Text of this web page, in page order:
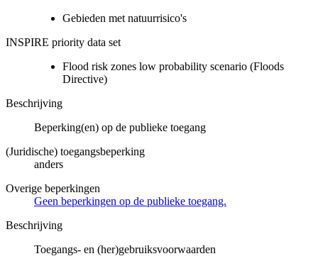
Gebieden met natuurrisico's
INSPIRE priority data set
Flood risk zones low probability scenario (Floods
Directive)
Beschrijving
Beperking(en) op de publieke toegang
(Juridische) toegangsbeperking
anders
Overige beperkingen
Geen beperkingen op de publieke toegang.
Beschrijving
Toegangs- en (her)gebruiksvoorwaarden